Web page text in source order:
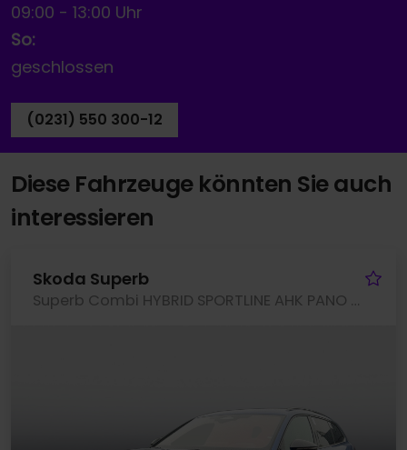
09:00 - 13:00 Uhr
So:
geschlossen
(0231) 550 300-12
Diese Fahrzeuge könnten Sie auch
interessieren
Skoda Superb
Superb Combi HYBRID SPORTLINE AHK PANO CANTON